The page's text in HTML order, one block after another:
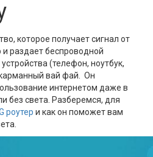
которое получает сигнал от
и раздает беспроводной
(телефон, ноутбук,
вай фай. Он
интернетом даже в
без света. Разберемся, для
роутер и как он поможет вам